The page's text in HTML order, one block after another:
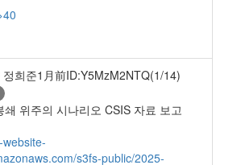
정희준1月前ID:Y5MzM2NTQ(1/14)
쇄 위주의 시나리오 CSIS 자료 보고
s3fs-public/2025-